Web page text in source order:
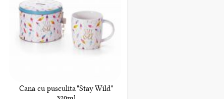
Cana cu pusculita "Stay Wild"